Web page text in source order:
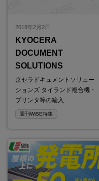
2018年2月2日
KYOCERA
DOCUMENT
SOLUTIONS
京セラドキュメントソリュー
ションズ タイランド複合機・
プリンタ等の輸入…
週刊WiSE特集